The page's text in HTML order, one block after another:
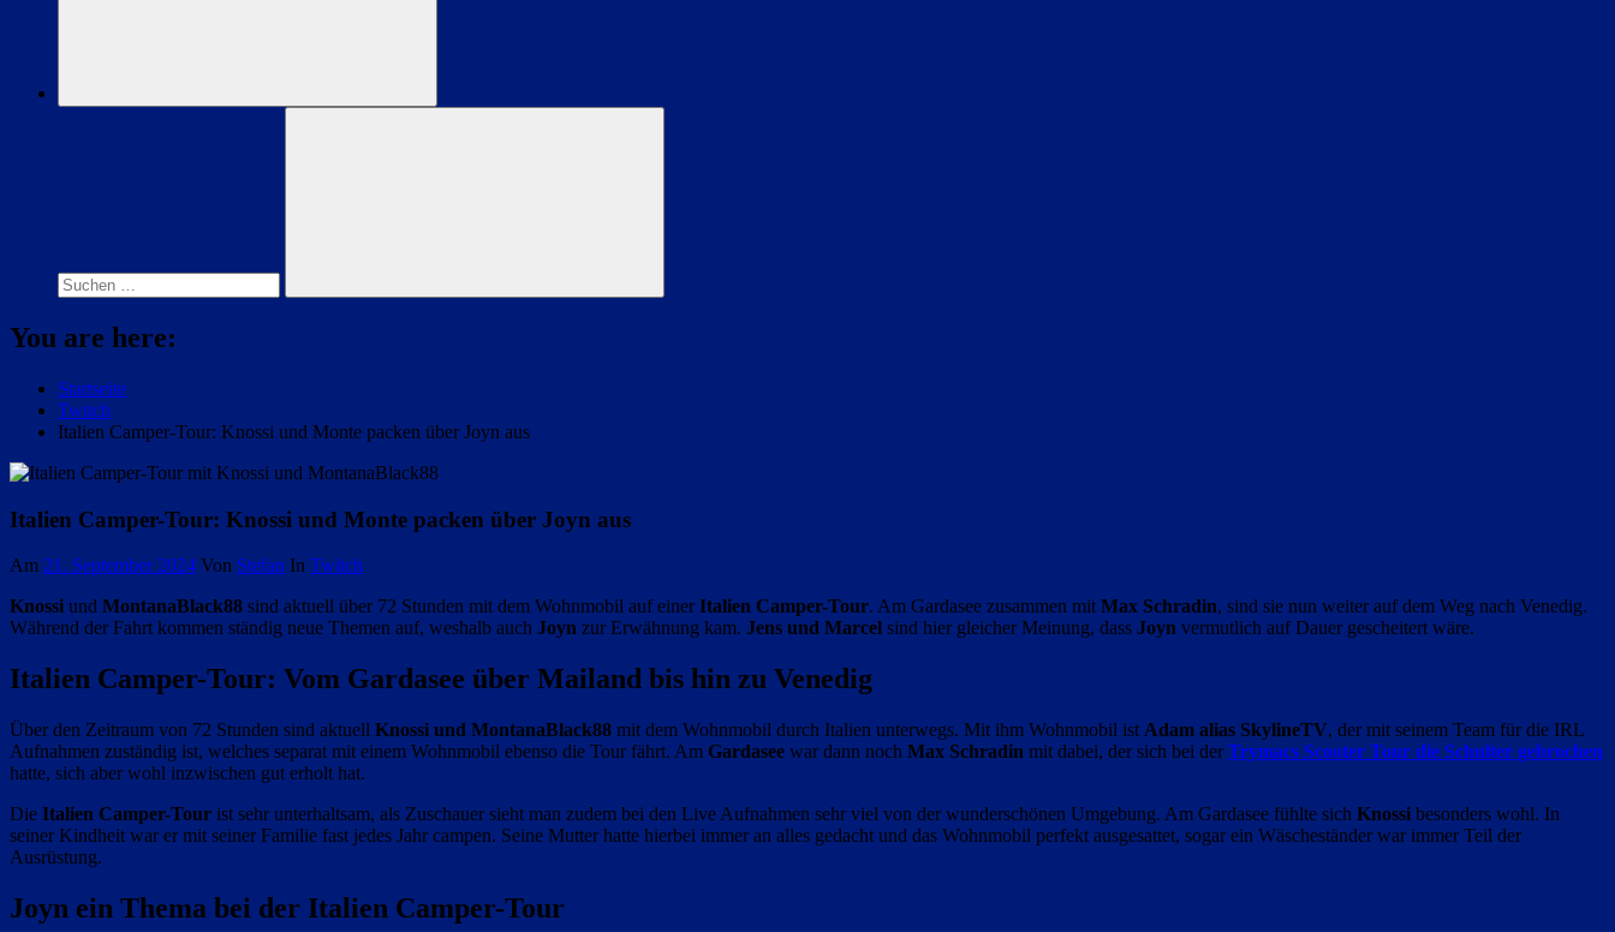
Suchen
You are here:
Startseite
Twitch
Italien Camper-Tour: Knossi und Monte packen über Joyn aus
Italien Camper-Tour: Knossi und Monte packen über Joyn aus
Am 21. September 2024 Von Stefan In Twitch
Knossi und MontanaBlack88 sind aktuell über 72 Stunden mit dem Wohnmobil auf einer Italien Camper-Tour. Am Gardasee zusammen mit Max Schradin, sind sie nun weiter auf dem Weg nach Venedig.
Während der Fahrt kommen ständig neue Themen auf, weshalb auch Joyn zur Erwähnung kam. Jens und Marcel sind hier gleicher Meinung, dass Joyn vermutlich auf Dauer gescheitert wäre.
Italien Camper-Tour: Vom Gardasee über Mailand bis hin zu Venedig
Über den Zeitraum von 72 Stunden sind aktuell Knossi und MontanaBlack88 mit dem Wohnmobil durch Italien unterwegs. Mit ihm Wohnmobil ist Adam alias SkylineTV, der mit seinem Team für die IRL
Aufnahmen zuständig ist, welches separat mit einem Wohnmobil ebenso die Tour fährt. Am Gardasee war dann noch Max Schradin mit dabei, der sich bei der Trymacs Scooter Tour die Schulter gebrochen
hatte, sich aber wohl inzwischen gut erholt hat.
Die Italien Camper-Tour ist sehr unterhaltsam, als Zuschauer sieht man zudem bei den Live Aufnahmen sehr viel von der wunderschönen Umgebung. Am Gardasee fühlte sich Knossi besonders wohl. In
seiner Kindheit war er mit seiner Familie fast jedes Jahr campen. Seine Mutter hatte hierbei immer an alles gedacht und das Wohnmobil perfekt ausgesattet, sogar ein Wäscheständer war immer Teil der
Ausrüstung.
Joyn ein Thema bei der Italien Camper-Tour